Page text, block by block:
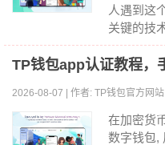
人遇到这
关键的技
TP钱包app认证教程，
2026-08-07 | 作者: TP钱包官方网站 |
在加密货
数字钱包,